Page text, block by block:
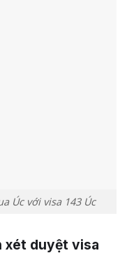
Úc với visa 143 Úc
xét duyệt visa